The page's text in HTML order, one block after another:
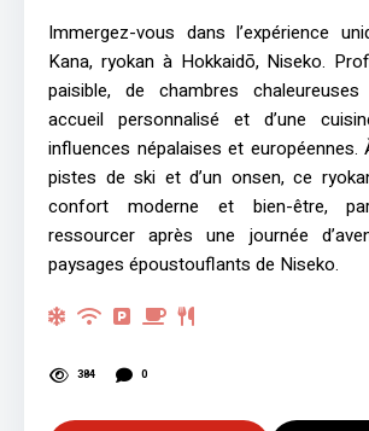
Immergez-vous dans l’expérience
Kana, ryokan à Hokkaidō, Niseko.
paisible, de chambres
accueil personnalisé et d’une
influences népalaises et européennes.
pistes de ski et d’un onsen, ce
confort moderne et bien-être,
ressourcer après une journée
paysages époustouflants de Niseko.
384 0